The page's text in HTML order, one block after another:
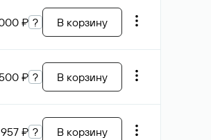
₽ ? В корзину
₽ ? В корзину
₽ ? В корзину